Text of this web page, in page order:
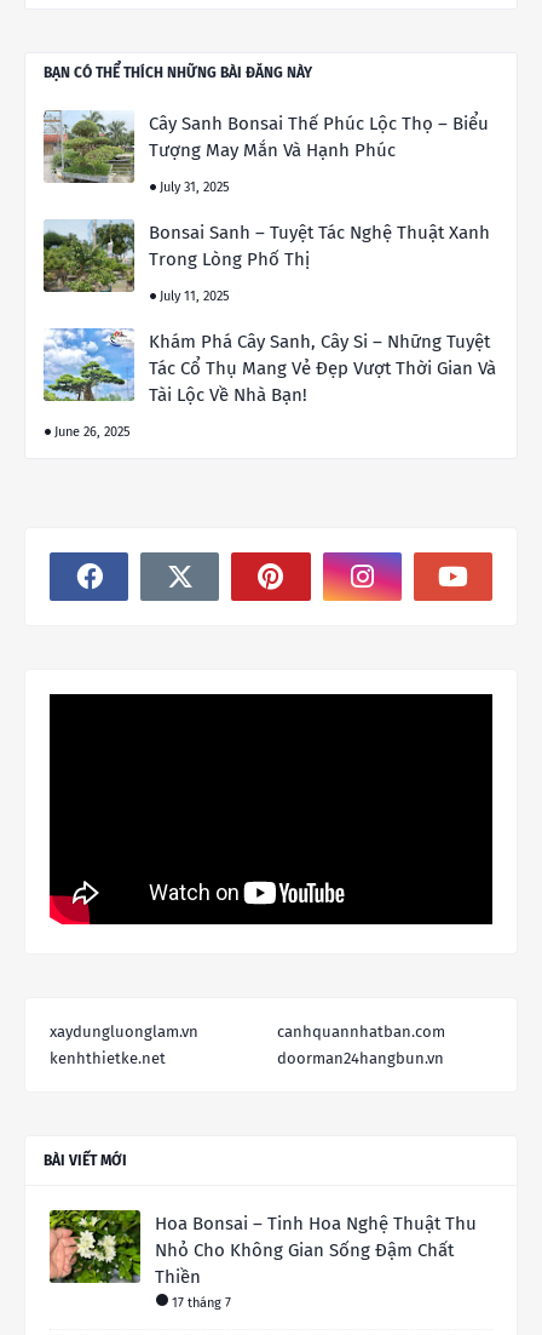
BẠN CÓ THỂ THÍCH NHỮNG BÀI ĐĂNG NÀY
Cây Sanh Bonsai Thế Phúc Lộc Thọ – Biểu
Tượng May Mắn Và Hạnh Phúc
July 31, 2025
Bonsai Sanh – Tuyệt Tác Nghệ Thuật Xanh
Trong Lòng Phố Thị
July 11, 2025
Khám Phá Cây Sanh, Cây Si – Những Tuyệt
Tác Cổ Thụ Mang Vẻ Đẹp Vượt Thời Gian Và
Tài Lộc Về Nhà Bạn!
June 26, 2025
xaydungluonglam.vn
canhquannhatban.com
kenhthietke.net
doorman24hangbun.vn
BÀI VIẾT MỚI
Hoa Bonsai – Tinh Hoa Nghệ Thuật Thu
Nhỏ Cho Không Gian Sống Đậm Chất
Thiền
17 tháng 7